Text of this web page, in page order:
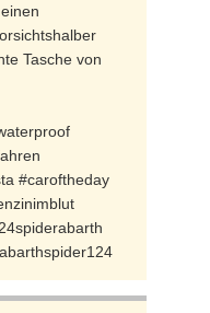
Tasche von
#caroftheday